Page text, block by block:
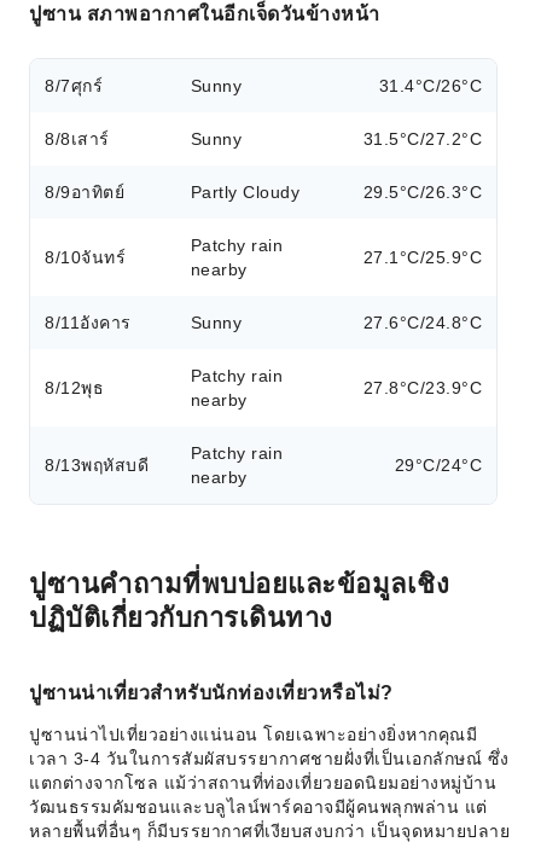
ปูซาน สภาพอากาศในอีกเจ็ดวันข้างหน้า
8/7ศุกร์ Sunny 31.4°C/26°C
8/8เสาร์ Sunny 31.5°C/27.2°C
8/9อาทิตย์ Partly Cloudy 29.5°C/26.3°C
8/10จันทร์
Patchy rain
nearby
27.1°C/25.9°C
8/11 อังคาร Sunny 27.6°C/24.8°C
8/12พุธ
Patchy rain
nearby
27.8°C/23.9°C
8/13พฤหัสบดี
Patchy rain
nearby
29°C/24°C
ปูซานคำถามที่พบบ่อยและข้อมูลเชิง
ปฏิบัติเกี่ยวกับการเดินทาง
ปูซานน่าเที่ยวสำหรับนักท่องเที่ยวหรือไม่?
ปูซานน่าไปเที่ยวอย่างแน่นอน โดยเฉพาะอย่างยิ่งหากคุณมี
เวลา 3-4 วันในการสัมผัสบรรยากาศชายฝั่งที่เป็นเอกลักษณ์ ซึ่ง
แตกต่างจากโซล แม้ว่าสถานที่ท่องเที่ยวยอดนิยมอย่างหมู่บ้าน
วัฒนธรรมคัมชอนและบลูไลน์พาร์คอาจมีผู้คนพลุกพล่าน แต่
หลายพื้นที่อื่นๆ ก็มีบรรยากาศที่เงียบสงบกว่า เป็นจุดหมายปลาย